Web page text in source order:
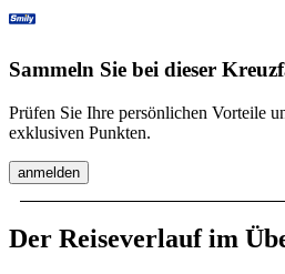
Sammeln Sie bei dieser
Prüfen Sie Ihre persönlichen Vorteile
exklusiven Punkten.
anmelden
Der Reiseverlauf im